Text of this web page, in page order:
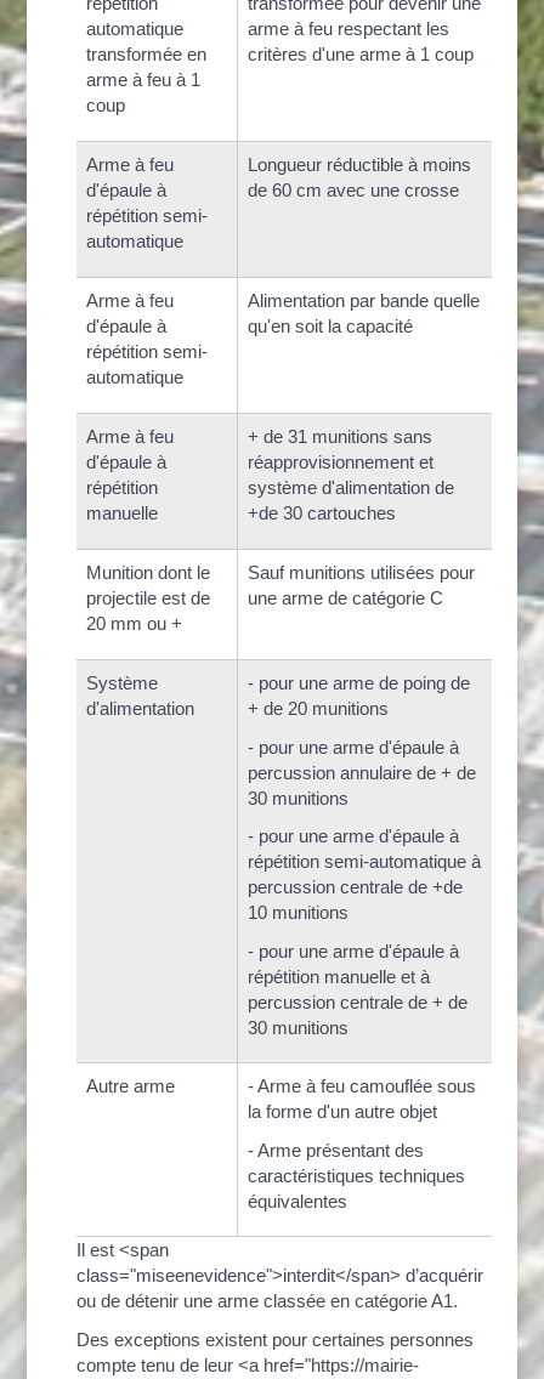
automatique
transformée en
arme à feu à 1
coup
arme à feu respectant les
critères d'une arme à 1 coup
Arme à feu
d'épaule à
répétition semi-
automatique
Longueur réductible à moins
de 60 cm avec une crosse
Arme à feu
d'épaule à
répétition semi-
automatique
Alimentation par bande quelle
qu'en soit la capacité
Arme à feu
d'épaule à
répétition
manuelle
+ de 31 munitions sans
réapprovisionnement et
système d'alimentation de
+de 30 cartouches
Munition dont le
projectile est de
20 mm ou +
Sauf munitions utilisées pour
une arme de catégorie C
Système
d'alimentation
- pour une arme de poing de
+ de 20 munitions
- pour une arme d'épaule à
percussion annulaire de + de
30 munitions
- pour une arme d'épaule à
répétition semi-automatique à
percussion centrale de +de
10 munitions
- pour une arme d'épaule à
répétition manuelle et à
percussion centrale de + de
30 munitions
Autre arme
- Arme à feu camouflée sous
la forme d'un autre objet
- Arme présentant des
caractéristiques techniques
équivalentes
Il est <span
class="miseenevidence">interdit</span> d’acquérir
ou de détenir une arme classée en catégorie A1.
Des exceptions existent pour certaines personnes
compte tenu de leur <a href="https://mairie-